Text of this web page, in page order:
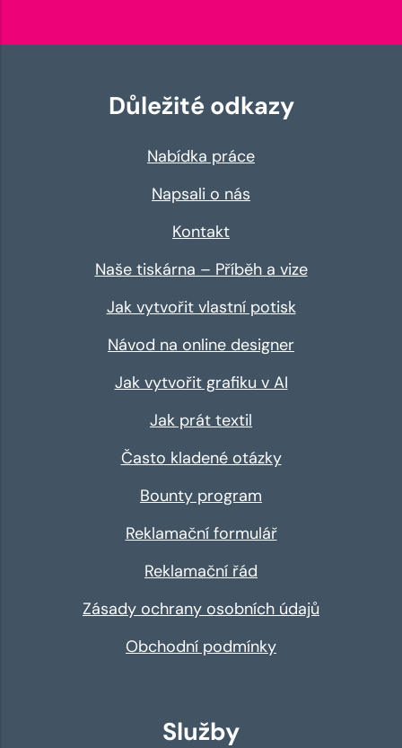
Důležité odkazy
Nabídka práce
Napsali o nás
Kontakt
Naše tiskárna – Příběh a vize
Jak vytvořit vlastní potisk
Návod na online designer
Jak vytvořit grafiku v AI
Jak prát textil
Často kladené otázky
Bounty program
Reklamační formulář
Reklamační řád
Zásady ochrany osobních údajů
Obchodní podmínky
Služby